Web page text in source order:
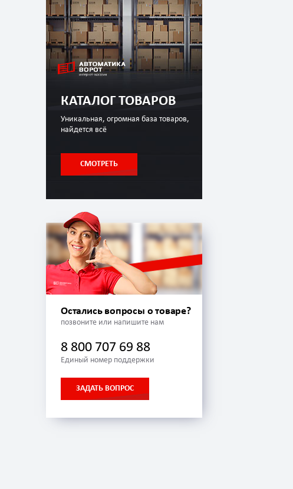
КАТАЛОГ ТОВАРОВ
Уникальная, огромная база товаров,
найдется всё
СМОТРЕТЬ
Остались вопросы о товаре?
позвоните или напишите нам
8 800 707 69 88
Единый номер поддержки
ЗАДАТЬ ВОПРОС